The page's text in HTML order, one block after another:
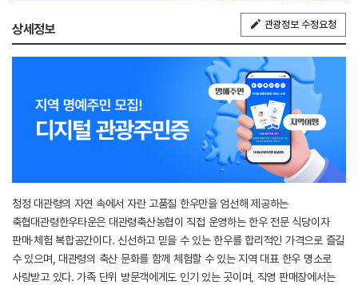
상세정보 관광정보 수정요청
청정 대관령의 자연 속에서 자란 고품질 한우만을 엄선해 제공하는
축협대관령한우타운은 대관령축산농협이 직접 운영하는 한우 전문 식당이자
판매·체험 복합공간이다. 신선하고 믿을 수 있는 한우를 합리적인 가격으로 즐길
수 있으며, 대관령의 축산 문화를 함께 체험할 수 있는 지역 대표 한우 명소로
사랑받고 있다. 가족 단위 방문객에게도 인기 있는 곳이며, 직영 판매장에서는